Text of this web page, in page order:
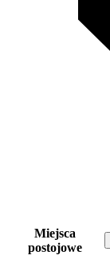
Miejsca
postojowe